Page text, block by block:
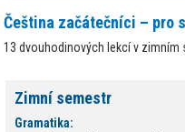
Čeština začátečníci – pro
13 dvouhodinových lekcí v
Zimní semestr
Gramatika: